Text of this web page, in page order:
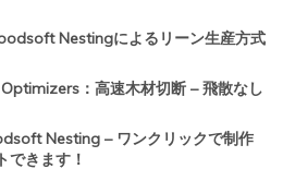
Nestingによるリーン生産方式
：高速木材切断 – 飛散なし
Nesting – ワンクリックで制作
できます！